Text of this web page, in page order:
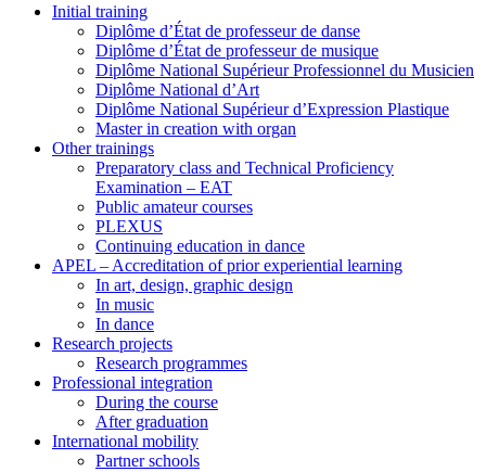
Initial training
Diplôme d’État de professeur de danse
Diplôme d’État de professeur de musique
Diplôme National Supérieur Professionnel du Musicien
Diplôme National d’Art
Diplôme National Supérieur d’Expression Plastique
Master in creation with organ
Other trainings
Preparatory class and Technical Proficiency
Examination – EAT
Public amateur courses
PLEXUS
Continuing education in dance
APEL – Accreditation of prior experiential learning
In art, design, graphic design
In music
In dance
Research projects
Research programmes
Professional integration
During the course
After graduation
International mobility
Partner schools